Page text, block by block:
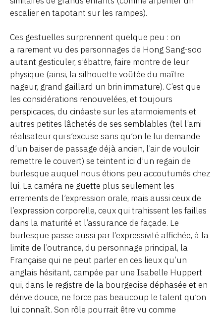
escalier en tapotant sur les rampes).
Ces gestuelles surprennent quelque peu : on
a rarement vu des personnages de Hong Sang-soo
autant gesticuler, s’ébattre, faire montre de leur
physique (ainsi, la silhouette voûtée du maître
nageur, grand gaillard un brin immature). C’est que
les considérations renouvelées, et toujours
perspicaces, du cinéaste sur les atermoiements et
autres petites lâchetés de ses semblables (tel l’ami
réalisateur qui s’excuse sans qu’on le lui demande
d’un baiser de passage déjà ancien, l’air de vouloir
remettre le couvert) se teintent ici d’un regain de
burlesque auquel nous étions peu accoutumés chez
lui. La caméra ne guette plus seulement les
errements de l’expression orale, mais aussi ceux de
l’expression corporelle, ceux qui trahissent les failles
dans la maturité et l’assurance de façade. Le
burlesque passe aussi par l’expressivité affichée, à la
limite de l’outrance, du personnage principal, la
Française qui ne peut parler en ces lieux qu’un
anglais hésitant, campée par une Isabelle Huppert
qui, dans le registre de la bourgeoise déphasée et en
dérive douce, ne force pas beaucoup le talent qu’on
lui connaît. Son rôle pourrait être vu comme